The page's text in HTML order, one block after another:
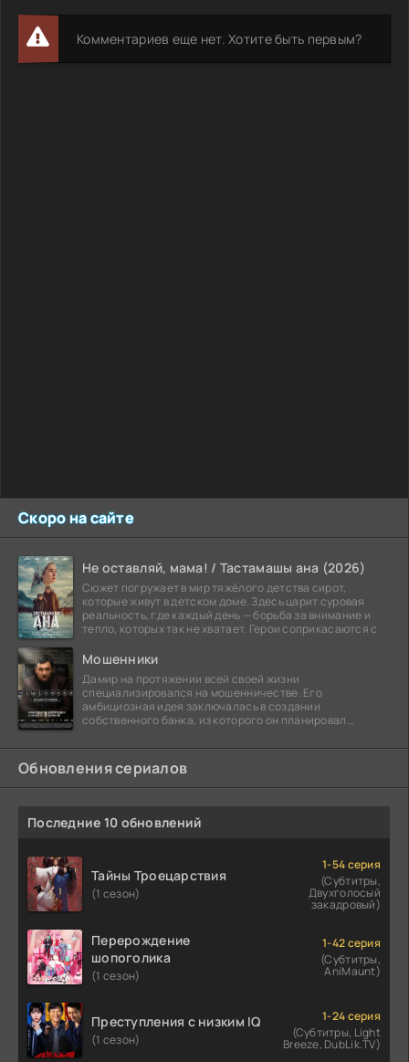
Скоро на сайте
Не оставляй, мама! / Тастамашы ана (2026)
Сюжет погружает в мир тяжёлого детства сирот,
которые живут в детском доме. Здесь царит суровая
реальность, где каждый день — борьба за внимание и
тепло, которых так не хватает. Герои соприкасаются с
Мошенники
Дамир на протяжении всей своей жизни
специализировался на мошенничестве. Его
амбициозная идея заключалась в создании
собственного банка, из которого он планировал
Обновления сериалов
Последние 10 обновлений
Тайны Троецарствия
(1 сезон)
1-54 серия
(Субтитры,
Двухголосый
закадровый)
Перерождение
шопоголика
(1 сезон)
1-42 серия
(Субтитры,
AniMaunt)
Преступления с низким IQ
(1 сезон)
1-24 серия
(Субтитры, Light
Breeze, DubLik.TV)
Комментариев еще нет. Хотите быть первым?